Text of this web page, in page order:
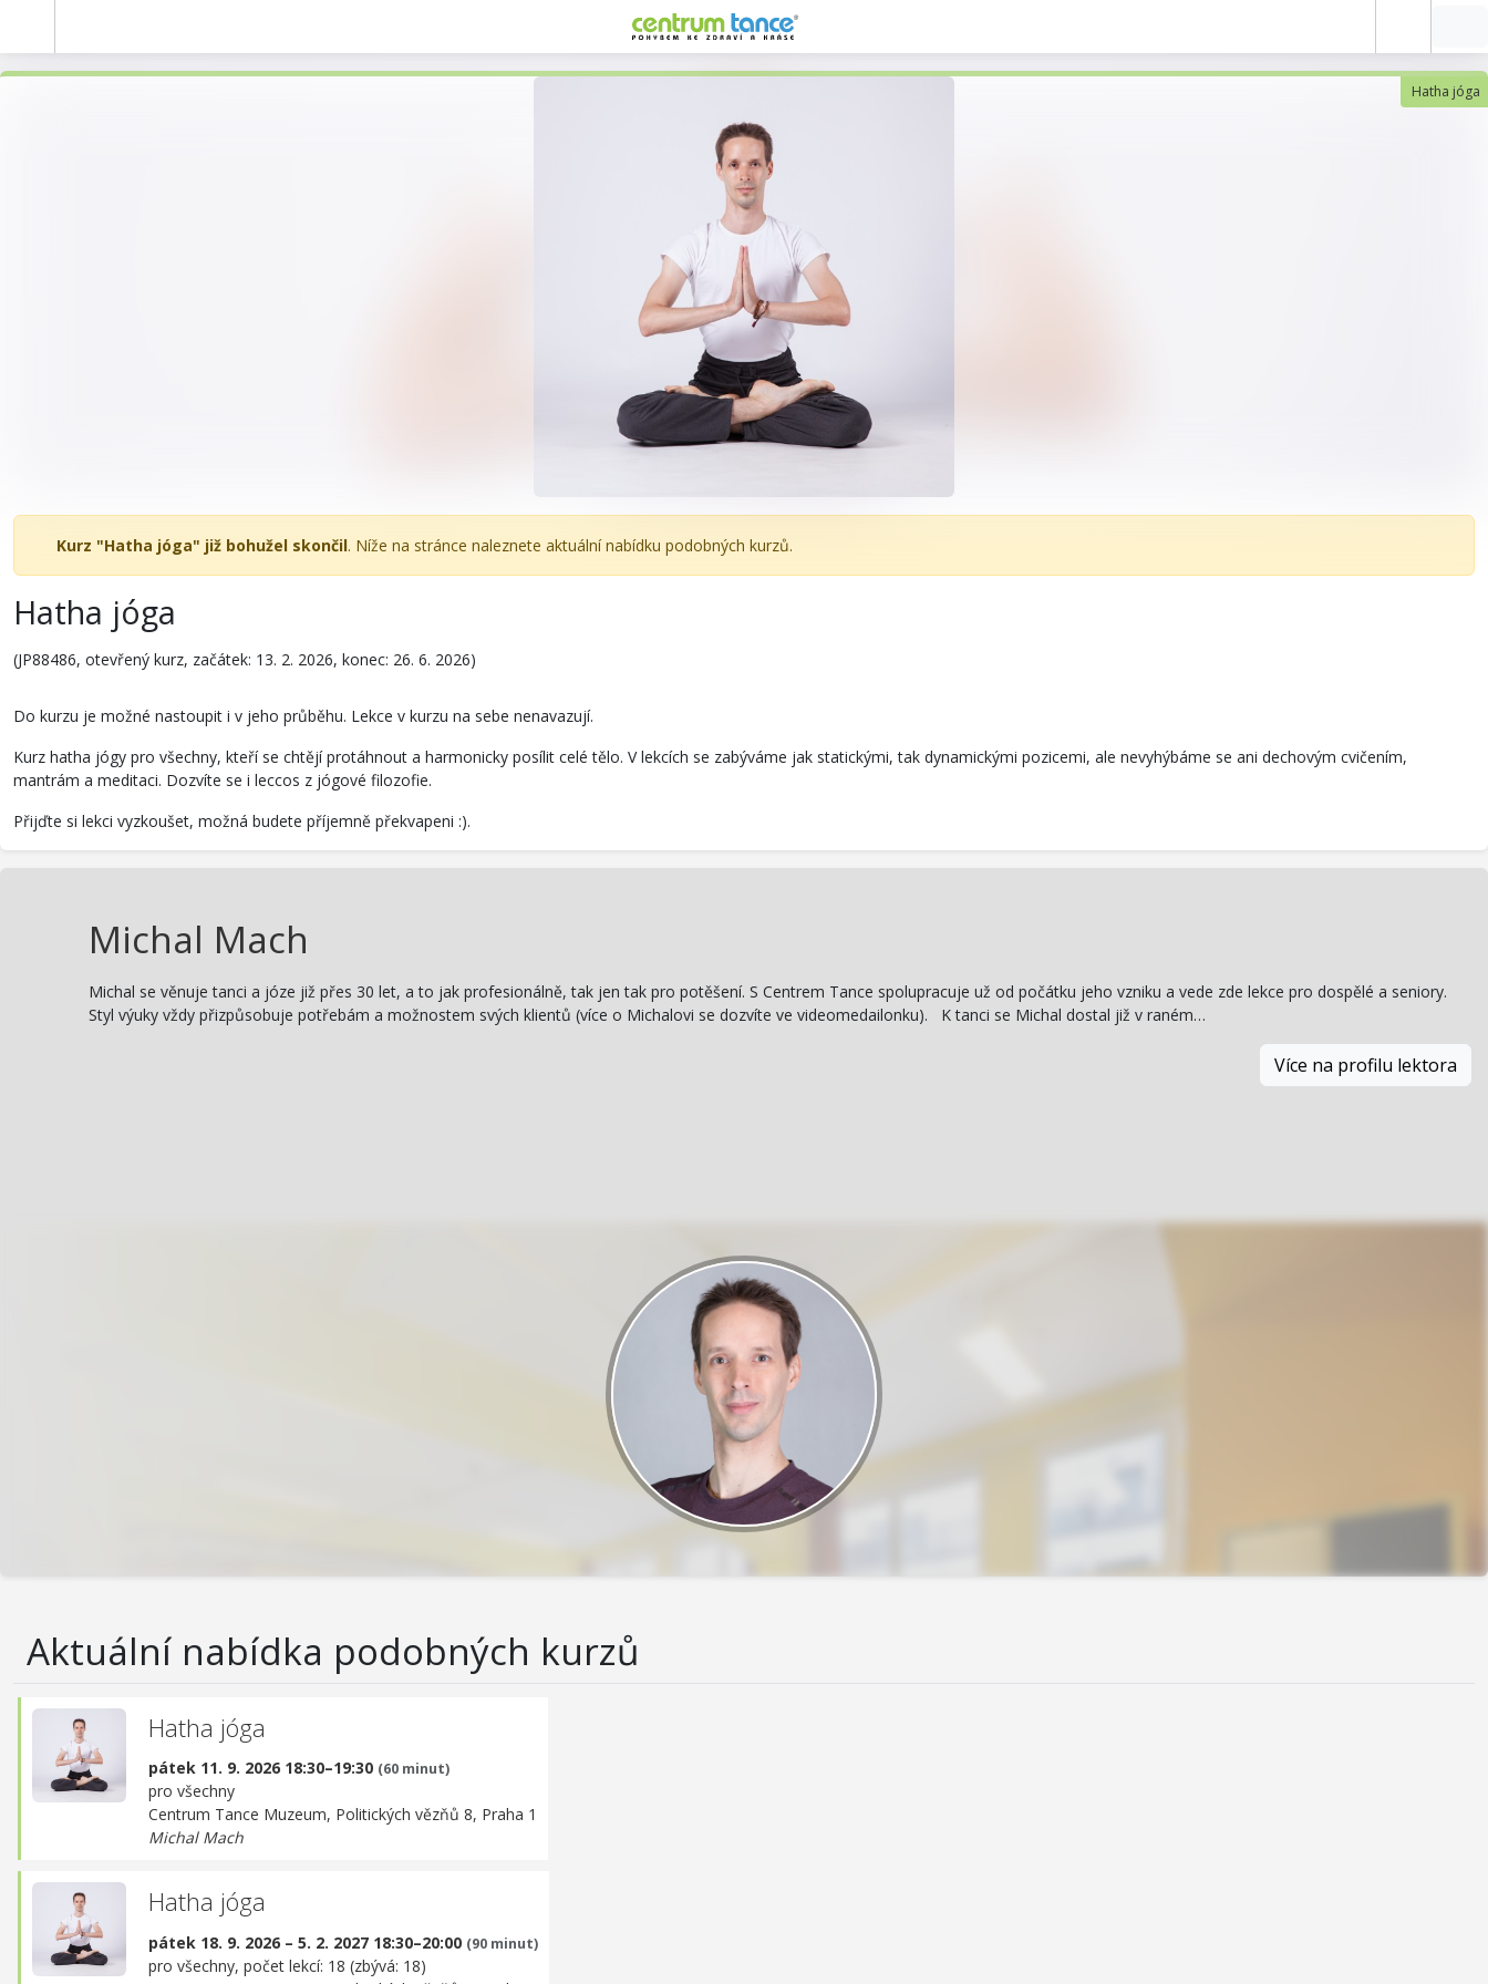
Hatha jóga
Kurz "Hatha jóga" již bohužel skončil. Níže na stránce naleznete aktuální nabídku podobných kurzů.
Hatha jóga
(JP88486, otevřený kurz, začátek: 13. 2. 2026, konec: 26. 6. 2026)
Do kurzu je možné nastoupit i v jeho průběhu. Lekce v kurzu na sebe nenavazují.
Kurz hatha jógy pro všechny, kteří se chtějí protáhnout a harmonicky posílit celé tělo. V lekcích se zabýváme jak statickými, tak dynamickými pozicemi, ale nevyhýbáme se ani dechovým cvičením,
mantrám a meditaci. Dozvíte se i leccos z jógové filozofie.
Přijďte si lekci vyzkoušet, možná budete příjemně překvapeni :).
Michal Mach
Michal se věnuje tanci a józe již přes 30 let, a to jak profesionálně, tak jen tak pro potěšení. S Centrem Tance spolupracuje už od počátku jeho vzniku a vede zde lekce pro dospělé a seniory.
Styl výuky vždy přizpůsobuje potřebám a možnostem svých klientů (více o Michalovi se dozvíte ve videomedailonku). K tanci se Michal dostal již v raném…
Více na profilu lektora
Aktuální nabídka podobných kurzů
Hatha jóga
pátek 11. 9. 2026 18:30–19:30 (60 minut)
pro všechny
Centrum Tance Muzeum, Politických vězňů 8, Praha 1
Michal Mach
Hatha jóga
pátek 18. 9. 2026 – 5. 2. 2027 18:30–20:00 (90 minut)
pro všechny, počet lekcí: 18 (zbývá: 18)